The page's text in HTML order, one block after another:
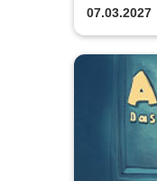
07.03.2027